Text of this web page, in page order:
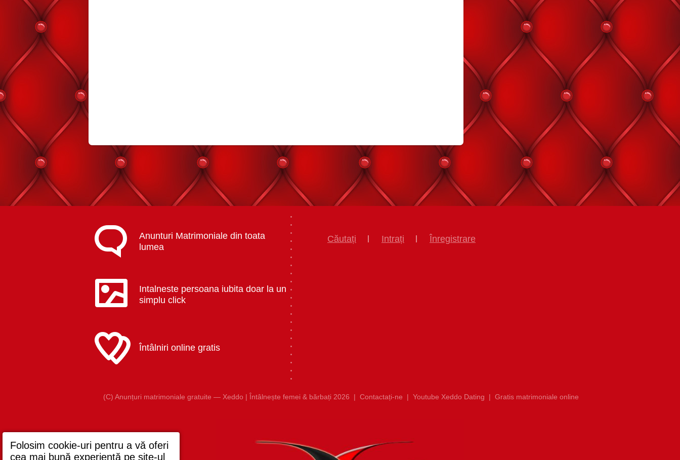
Anunturi Matrimoniale din toata
lumea
Intalneste persoana iubita doar la un
simplu click
Întâlniri online gratis
Căutați Intrați Înregistrare
(C) Anunțuri matrimoniale gratuite — Xeddo | Întâlnește femei & bărbați 2026 | Contactați-ne | Youtube Xeddo Dating | Gratis matrimoniale online
Folosim cookie-uri pentru a vă oferi
cea mai bună experiență pe site-ul